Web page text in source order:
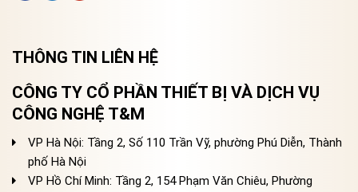
THÔNG TIN LIÊN HỆ
CÔNG TY CỔ PHẦN THIẾT BỊ VÀ DỊCH VỤ
CÔNG NGHỆ T&M
VP Hà Nội: Tầng 2, Số 110 Trần Vỹ, phường Phú Diễn, Thành
phố Hà Nội
VP Hồ Chí Minh: Tầng 2, 154 Phạm Văn Chiêu, Phường